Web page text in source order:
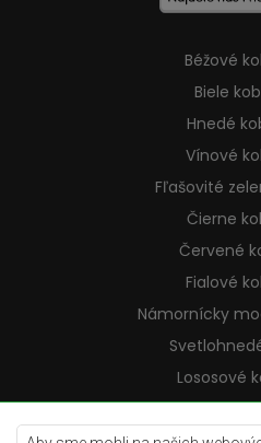
Béžové
Biele
Hnedé
Vínové
Fľašovité
Čierne
Červené
Fialové
Námornícky
Lososové
Krémové